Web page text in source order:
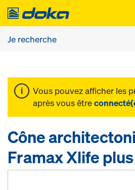
Vous pouvez afficher les
après vous être
Cône
Framax Xlife